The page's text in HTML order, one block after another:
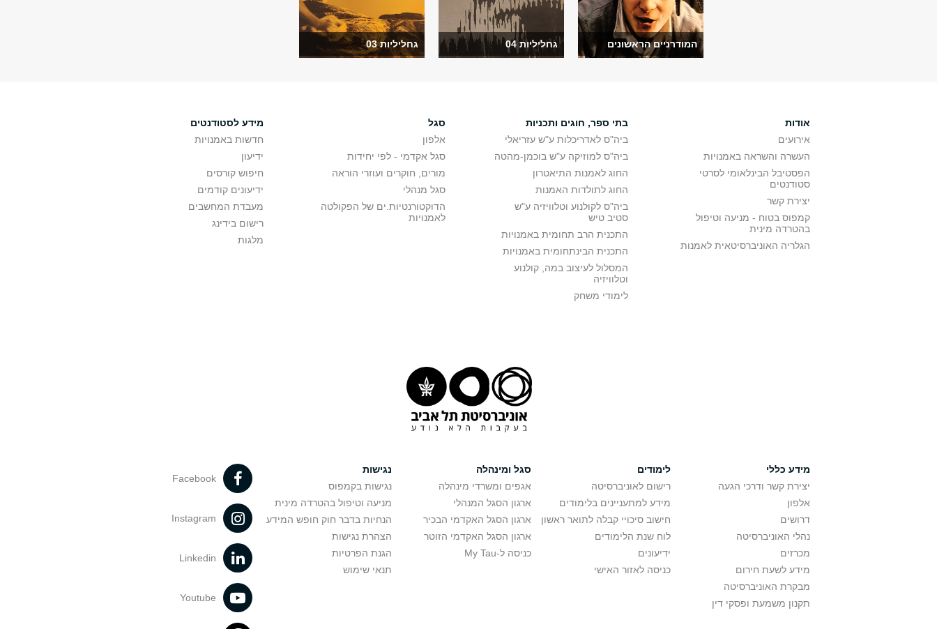
המודרניים הראשונים גחליליות 04 גחליליות 03
אודות
אירועים
העשרה והשראה באמנויות
הפסטיבל הבינלאומי לסרטי
סטודנטים
יצירת קשר
קמפוס בטוח - מניעה וטיפול
בהטרדה מינית
הגלריה האוניברסיטאית לאמנות
בתי ספר, חוגים ותכניות
ביה"ס לאדריכלות ע"ש עזריאלי
ביה"ס למוזיקה ע"ש בוכמן-מהטה
החוג לאמנות התיאטרון
החוג לתולדות האמנות
ביה"ס לקולנוע וטלוויזיה ע"ש
סטיב טיש
התכנית הרב תחומית באמנויות
התכנית הבינתחומית באמנויות
המסלול לעיצוב במה, קולנוע
וטלוויזיה
לימודי משחק
סגל
אלפון
סגל אקדמי - לפי יחידות
מורים, חוקרים ועוזרי הוראה
סגל מנהלי
הדוקטורנטיות.ים של הפקולטה
לאמנויות
מידע לסטודנטים
חדשות באמנויות
ידיעון
חיפוש קורסים
ידיעונים קודמים
מעבדת המחשבים
רישום בידינג
מלגות
מידע כללי
יצירת קשר ודרכי הגעה
אלפון
דרושים
נהלי האוניברסיטה
מכרזים
מידע לשעת חירום
מבקרת האוניברסיטה
תקנון משמעת ופסקי דין
לימודים
רישום לאוניברסיטה
מידע למתעניינים בלימודים
חישוב סיכויי קבלה לתואר ראשון
לוח שנת הלימודים
ידיעונים
כניסה לאזור האישי
סגל ומינהלה
אגפים ומשרדי מינהלה
ארגון הסגל המנהלי
ארגון הסגל האקדמי הבכיר
ארגון הסגל האקדמי הזוטר
כניסה ל-My Tau
נגישות
נגישות בקמפוס
מניעה וטיפול בהטרדה מינית
הנחיות בדבר חוק חופש המידע
הצהרת נגישות
הגנת הפרטיות
תנאי שימוש
Facebook
Instagram
Linkedin
Youtube